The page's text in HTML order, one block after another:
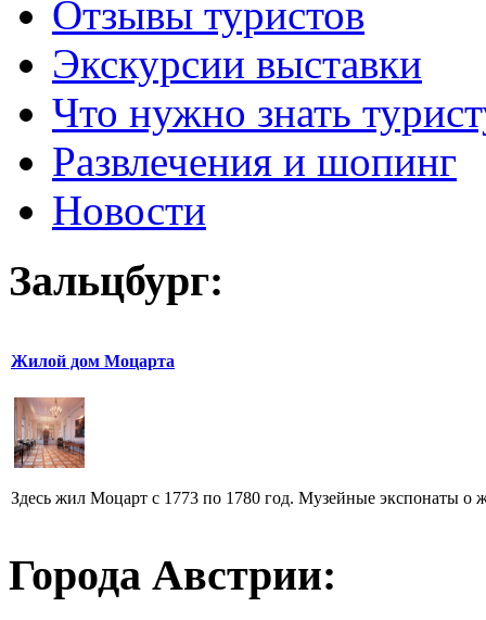
Отзывы туристов
Экскурсии выставки
Что нужно знать
Развлечения и шопинг
Новости
Зальцбург:
Жилой дом Моцарта
Здесь жил Моцарт с 1773 по 1780 год. Музейные экспонаты
Города Австрии: